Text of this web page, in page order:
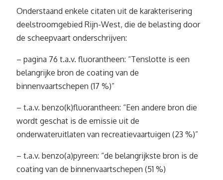
Onderstaand enkele citaten uit de karakterisering
deelstroomgebied Rijn-West, die de belasting door
de scheepvaart onderschrijven:
– pagina 76 t.a.v. fluorantheen: “Tenslotte is een
belangrijke bron de coating van de
binnenvaartschepen (17 %)”
– t.a.v. benzo(k)fluorantheen: “Een andere bron die
wordt geschat is de emissie uit de
onderwateruitlaten van recreatievaartuigen (23 %)”
– t.a.v. benzo(a)pyreen: “de belangrijkste bron is de
coating van de binnenvaartschepen (51 %)